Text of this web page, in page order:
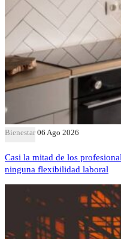
Bienestar 06 Ago 2026
Casi la mitad de los
ninguna flexibilidad laboral